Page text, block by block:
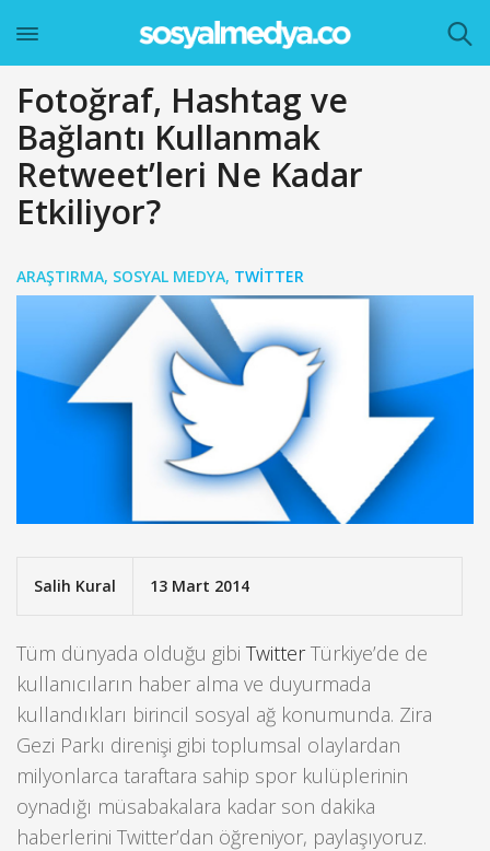
Fotoğraf, Hashtag ve
Bağlantı Kullanmak
Retweet’leri Ne Kadar
Etkiliyor?
ARAŞTIRMA, SOSYAL MEDYA, TWITTER
Salih Kural 13 Mart 2014
Tüm dünyada olduğu gibi TwitterTürkiye’de de
kullanıcıların haber alma ve duyurmada
kullandıkları birincil sosyal ağ konumunda. Zira
Gezi Parkı direnişi gibi toplumsal olaylardan
milyonlarca taraftara sahip spor kulüplerinin
oynadığı müsabakalara kadar son dakika
haberlerini Twitter’dan öğreniyor, paylaşıyoruz.